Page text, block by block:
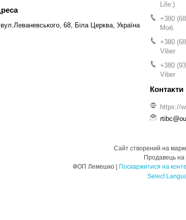
вул.Леваневського, 68, Біла Церква, Україна
Life:)
+380
Моб.
+380
Viber
+380
Viber
https://
Сайт створений на
Продавець на
ФОП Лемешко | Поскаржитися на
Select